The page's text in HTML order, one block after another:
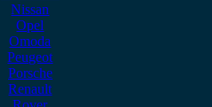
Nissan
Opel
Omoda
Peugeot
Porsche
Renault